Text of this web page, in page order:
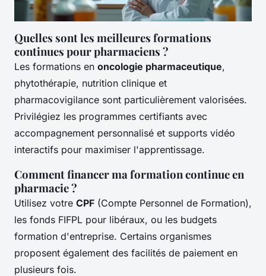
Quelles sont les meilleures formations
continues pour pharmaciens ?
Les formations en oncologie pharmaceutique,
phytothérapie, nutrition clinique et
pharmacovigilance sont particulièrement valorisées.
Privilégiez les programmes certifiants avec
accompagnement personnalisé et supports vidéo
interactifs pour maximiser l'apprentissage.
Comment financer ma formation continue en
pharmacie ?
Utilisez votre CPF (Compte Personnel de Formation),
les fonds FIFPL pour libéraux, ou les budgets
formation d'entreprise. Certains organismes
proposent également des facilités de paiement en
plusieurs fois.